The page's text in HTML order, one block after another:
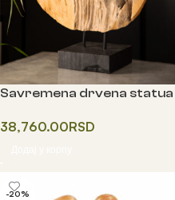
Savremena drvena statua
38,760.00RSD
-20%